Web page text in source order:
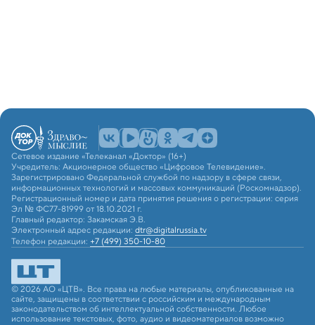
Сетевое издание «Телеканал «Доктор» (16+)
Учредитель: Акционерное общество «Цифровое Телевидение».
Зарегистрировано Федеральной службой по надзору в сфере связи,
информационных технологий и массовых коммуникаций (Роскомнадзор).
Регистрационный номер и дата принятия решения о регистрации: серия
Эл № ФС77-81999 от 18.10.2021 г.
Главный редактор: Закамская Э.В.
Электронный адрес редакции:dtr@digitalrussia.tv
Телефон редакции:+7 (499) 350-10-80
© 2026 АО «ЦТВ». Все права на любые материалы, опубликованные на
сайте, защищены в соответствии с российским и международным
законодательством об интеллектуальной собственности. Любое
использование текстовых, фото, аудио и видеоматериалов возможно
только с согласия правообладателя (АО «ЦТВ»). Для лиц старше 16 лет.